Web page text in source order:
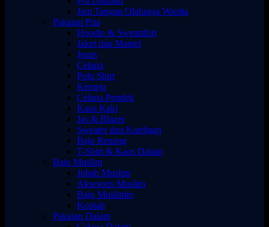
Jam Tangan Olahraga Wanita
Pakaian Pria
Hoodie & Sweatshirt
Jaket dan Mantel
Jeans
Celana
Polo Shirt
Kemeja
Celana Pendek
Kaus Kaki
Jas & Blazer
Sweater dan Kardigan
Baju Renang
T-Shirt & Kaos Dalam
Baju Muslim
Jubah Muslim
Aksesoris Muslim
Baju Muslimin
Kopiah
Pakaian Dalam